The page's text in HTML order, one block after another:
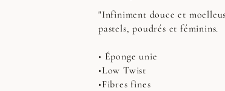
"Infiniment douce et
pastels, poudrés et féminins.
• Éponge unie
•Low Twist
•Fibres fines